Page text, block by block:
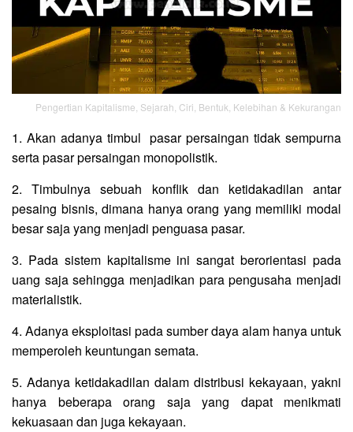
Pengertian Kapitalisme, Sejarah, Ciri, Bentuk, Kelebihan & Kekurangan
1. Akan adanya timbul pasar persaingan tidak sempurna
serta pasar persaingan monopolistik.
2. Timbulnya sebuah konflik dan ketidakadilan antar
pesaing bisnis, dimana hanya orang yang memiliki modal
besar saja yang menjadi penguasa pasar.
3. Pada sistem kapitalisme ini sangat berorientasi pada
uang saja sehingga menjadikan para pengusaha menjadi
materialistik.
4. Adanya eksploitasi pada sumber daya alam hanya untuk
memperoleh keuntungan semata.
5. Adanya ketidakadilan dalam distribusi kekayaan, yakni
hanya beberapa orang saja yang dapat menikmati
kekuasaan dan juga kekayaan.